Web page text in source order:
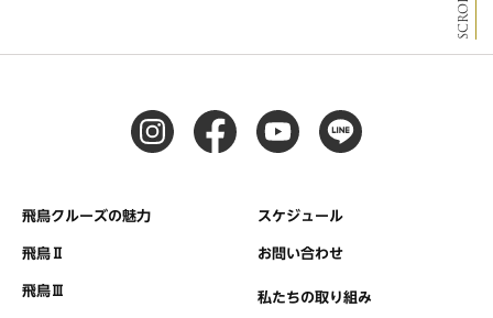
飛鳥クルーズの魅力
飛鳥Ⅱ
飛鳥Ⅲ
スケジュール
お問い合わせ
私たちの取り組み